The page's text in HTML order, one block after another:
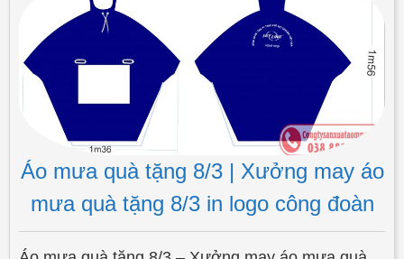
Áo mưa quà tặng 8/3 | Xưởng may áo
mưa quà tặng 8/3 in logo công đoàn